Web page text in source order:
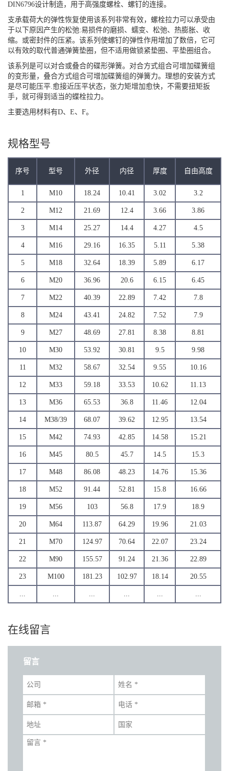
DIN6796设计制造，用于高强度螺栓、螺钉的连接。
支承载荷大的弹性恢复使用该系列非常有效，螺栓拉力可以承受由
于以下原因产生的松弛:易损件的磨损、蠕变、松弛、热膨胀、收
缩。或密封件的压紧。该系列使螺钉的弹性作用增加了数倍，它可
以有效的取代普通弹簧垫圈，但不适用做锁紧垫圈、平垫圈组合。
该系列是可以对合或叠合的碟形弹簧。对合方式组合可增加碟簧组
的变形量，叠合方式组合可增加碟簧组的弹簧力。理想的安装方式
是尽可能压平.愈接近压平状态，张力矩增加愈快，不需要扭矩扳
手，就可得到适当的蝶栓拉力。
主要选用材料有D、E、F。
规格型号
序号 型号 外径 内径 厚度 自由高度
1 M10 18.24 10.41 3.02 3.2
2 M12 21.69 12.4 3.66 3.86
3 M14 25.27 14.4 4.27 4.5
4 M16 29.16 16.35 5.11 5.38
5 M18 32.64 18.39 5.89 6.17
6 M20 36.96 20.6 6.15 6.45
7 M22 40.39 22.89 7.42 7.8
8 M24 43.41 24.82 7.52 7.9
9 M27 48.69 27.81 8.38 8.81
10 M30 53.92 30.81 9.5 9.98
11 M32 58.67 32.54 9.55 10.16
12 M33 59.18 33.53 10.62 11.13
13 M36 65.53 36.8 11.46 12.04
14 M38/39 68.07 39.62 12.95 13.54
15 M42 74.93 42.85 14.58 15.21
16 M45 80.5 45.7 14.5 15.3
17 M48 86.08 48.23 14.76 15.36
18 M52 91.44 52.81 15.8 16.66
19 M56 103 56.8 17.9 18.9
20 M64 113.87 64.29 19.96 21.03
21 M70 124.97 70.64 22.07 23.24
22 M90 155.57 91.24 21.36 22.89
23 M100 181.23 102.97 18.14 20.55
... ... ... ... ... ...
在线留言
留言